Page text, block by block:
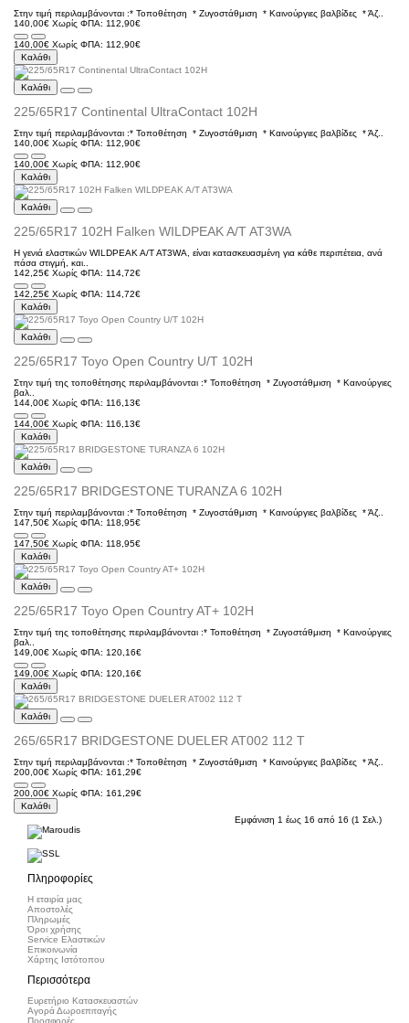
Στην τιμή περιλαμβάνονται :* Τοποθέτηση * Ζυγοστάθμιση * Kαινούργιες βαλβίδες * Άζ..
140,00€ Χωρίς ΦΠΑ: 112,90€
140,00€ Χωρίς ΦΠΑ: 112,90€
Καλάθι
Καλάθι
225/65R17 Continental UltraContact 102H
Στην τιμή περιλαμβάνονται :* Τοποθέτηση * Ζυγοστάθμιση * Kαινούργιες βαλβίδες * Άζ..
140,00€ Χωρίς ΦΠΑ: 112,90€
140,00€ Χωρίς ΦΠΑ: 112,90€
Καλάθι
Καλάθι
225/65R17 102H Falken WILDPEAK A/T AT3WA
Η γενιά ελαστικών WILDPEAK A/T AT3WA, είναι κατασκευασμένη για κάθε περιπέτεια, ανά
πάσα στιγμή, και..
142,25€ Χωρίς ΦΠΑ: 114,72€
142,25€ Χωρίς ΦΠΑ: 114,72€
Καλάθι
Καλάθι
225/65R17 Toyo Open Country U/T 102H
Στην τιμή της τοποθέτησης περιλαμβάνονται :* Τοποθέτηση * Ζυγοστάθμιση * Kαινούργιες
βαλ..
144,00€ Χωρίς ΦΠΑ: 116,13€
144,00€ Χωρίς ΦΠΑ: 116,13€
Καλάθι
Καλάθι
225/65R17 BRIDGESTONE TURANZA 6 102H
Στην τιμή περιλαμβάνονται :* Τοποθέτηση * Ζυγοστάθμιση * Kαινούργιες βαλβίδες * Άζ..
147,50€ Χωρίς ΦΠΑ: 118,95€
147,50€ Χωρίς ΦΠΑ: 118,95€
Καλάθι
Καλάθι
225/65R17 Toyo Open Country AT+ 102H
Στην τιμή της τοποθέτησης περιλαμβάνονται :* Τοποθέτηση * Ζυγοστάθμιση * Kαινούργιες
βαλ..
149,00€ Χωρίς ΦΠΑ: 120,16€
149,00€ Χωρίς ΦΠΑ: 120,16€
Καλάθι
Καλάθι
265/65R17 BRIDGESTONE DUELER AT002 112 T
Στην τιμή περιλαμβάνονται :* Τοποθέτηση * Ζυγοστάθμιση * Kαινούργιες βαλβίδες * Άζ..
200,00€ Χωρίς ΦΠΑ: 161,29€
200,00€ Χωρίς ΦΠΑ: 161,29€
Καλάθι
Εμφάνιση 1 έως 16 από 16 (1 Σελ.)
Πληροφορίες
Η εταιρία μας
Αποστολές
Πληρωμές
Όροι χρήσης
Service Ελαστικών
Επικοινωνία
Χάρτης Ιστότοπου
Περισσότερα
Ευρετήριο Κατασκευαστών
Αγορά Δωροεπιταγής
Προσφορές